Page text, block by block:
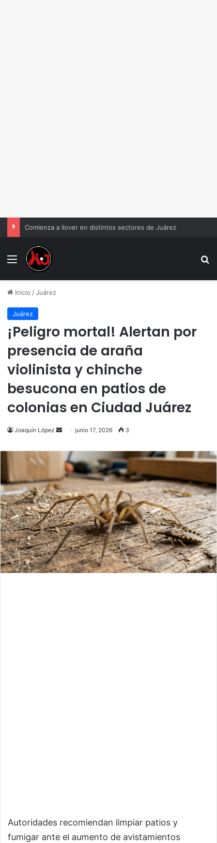
Comienza a llover en distintos sectores de Juárez
Menu
Inicio /Juárez
Juárez
¡Peligro mortal! Alertan por
presencia de araña
violinista y chinche
besucona en patios de
colonias en Ciudad Juárez
Joaquín López
Send
email
junio 17, 2026 3
Autoridades recomiendan limpiar patios y
fumigar ante el aumento de avistamientos